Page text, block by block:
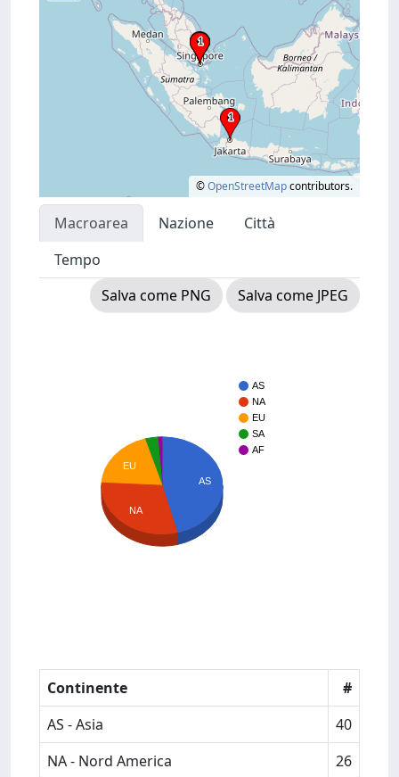
©OpenStreetMapcontributors.
Macroarea Nazione
Città
Tempo
Salva come PNG
Salva come JPEG
AS
NA
EU
SA
AF
AS
EU
NA
Continente
#
AS - Asia
40
NA - Nord America
26